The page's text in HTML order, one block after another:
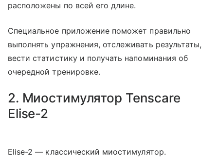
расположены по всей его длине.
Специальное приложение поможет правильно
выполнять упражнения, отслеживать результаты,
вести статистику и получать напоминания об
очередной тренировке.
2. Миостимулятор Tenscare
Elise-2
Elise-2 — классический миостимулятор.